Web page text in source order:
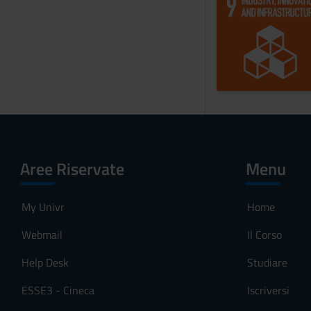
Aree Riservate
My Univr
Webmail
Help Desk
ESSE3 - Cineca
Menu
Home
Il Corso
Studiare
Iscriversi